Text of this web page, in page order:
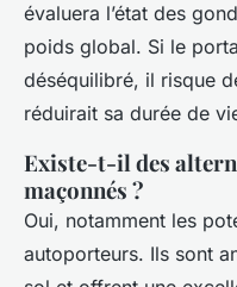
évaluera l’état des
poids global. Si le
déséquilibré, il risque
réduirait sa durée de
Existe-t-il des
maçonnés ?
Oui, notamment les
autoporteurs. Ils sont